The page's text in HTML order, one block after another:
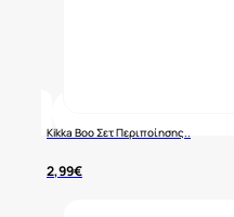
Kikka Boo Σετ Περιποίησης..
2,99€